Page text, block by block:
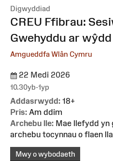
Digwyddiad
:CREU Ffibrau:
Gwehyddu ar
Amgueddfa Wlân Cymru
22 Medi 2026
10.30yb-1yp
Addasrwydd: 18+
Pris: Am ddim
Archebu lle: Mae llefydd yn
archebu tocynnau o flaen
Mwy o wybodaeth